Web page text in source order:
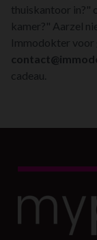
thuiskantoor in?"
kamer?" Aarzel
Immodokter voor
cadeau.